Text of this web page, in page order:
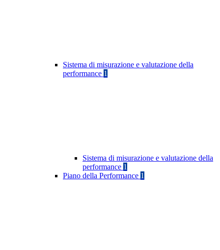
Sistema di misurazione e valutazione della
performance 1
Sistema di misurazione e valutazione della
performance 1
Piano della Performance 1